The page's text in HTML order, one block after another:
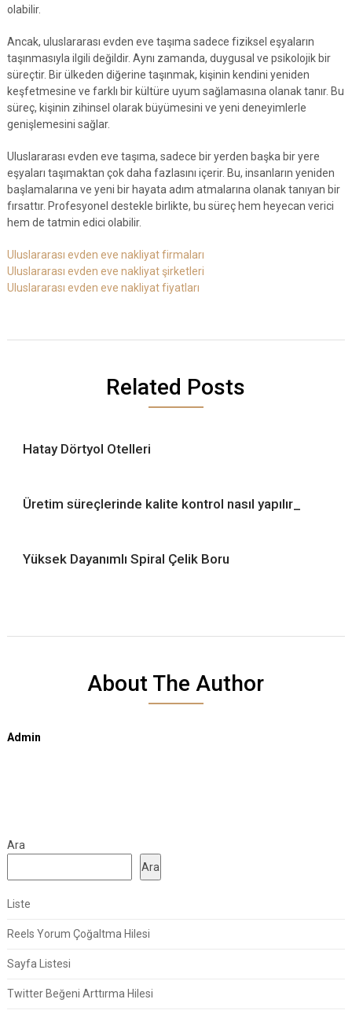
olabilir.
Ancak, uluslararası evden eve taşıma sadece fiziksel eşyaların
taşınmasıyla ilgili değildir. Aynı zamanda, duygusal ve psikolojik bir
süreçtir. Bir ülkeden diğerine taşınmak, kişinin kendini yeniden
keşfetmesine ve farklı bir kültüre uyum sağlamasına olanak tanır. Bu
süreç, kişinin zihinsel olarak büyümesini ve yeni deneyimlerle
genişlemesini sağlar.
Uluslararası evden eve taşıma, sadece bir yerden başka bir yere
eşyaları taşımaktan çok daha fazlasını içerir. Bu, insanların yeniden
başlamalarına ve yeni bir hayata adım atmalarına olanak tanıyan bir
fırsattır. Profesyonel destekle birlikte, bu süreç hem heyecan verici
hem de tatmin edici olabilir.
Uluslararası evden eve nakliyat firmaları
Uluslararası evden eve nakliyat şirketleri
Uluslararası evden eve nakliyat fiyatları
Related Posts
Hatay Dörtyol Otelleri
Üretim süreçlerinde kalite kontrol nasıl yapılır_
Yüksek Dayanımlı Spiral Çelik Boru
About The Author
Admin
Ara
Ara
Liste
Reels Yorum Çoğaltma Hilesi
Sayfa Listesi
Twitter Beğeni Arttırma Hilesi